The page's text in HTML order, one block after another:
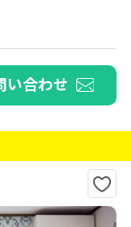
い合わせ